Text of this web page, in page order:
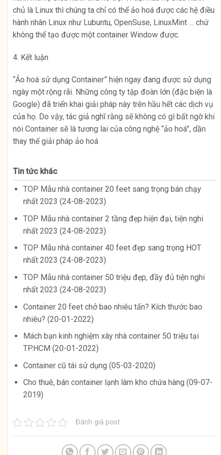
chủ là Linux thì chúng ta chỉ có thể ảo hoá được các hệ điều
hành nhân Linux như Lubuntu, OpenSuse, LinuxMint … chứ
không thể tạo được một container Window được.
4. Kết luận
“Ảo hoá sử dụng Container” hiện ngay đang được sử dụng
ngày một rộng rãi. Những công ty tập đoàn lớn (đặc biện là
Google) đã triển khai giải pháp này trên hầu hết các dịch vụ
của họ. Do vậy, tác giả nghĩ rằng sẽ không có gì bất ngờ khi
nói Container sẽ là tương lai của công nghệ “ảo hoá”, dần
thay thế giải pháp ảo hoá
Tin tức khác
TOP Mẫu nhà container 20 feet sang trọng bán chạy
nhất 2023 (24-08-2023)
TOP Mẫu nhà container 2 tầng đẹp hiện đại, tiện nghi
nhất 2023 (24-08-2023)
TOP Mẫu nhà container 40 feet đẹp sang trọng HOT
nhất 2023 (24-08-2023)
TOP Mẫu nhà container 50 triệu đẹp, đầy đủ tiện nghi
nhất 2023 (24-08-2023)
Container 20 feet chở bao nhiêu tấn? Kích thước bao
nhiêu? (20-01-2022)
Mách bạn kinh nghiệm xây nhà container 50 triệu tại
TP.HCM (20-01-2022)
Container cũ tái sử dụng (05-03-2020)
Cho thuê, bán container lạnh làm kho chứa hàng (09-07-
2019)
Đánh giá post